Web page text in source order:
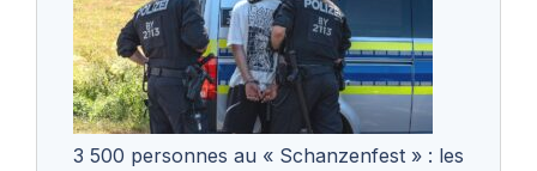
3 500 personnes au « Schanzenfest » : les